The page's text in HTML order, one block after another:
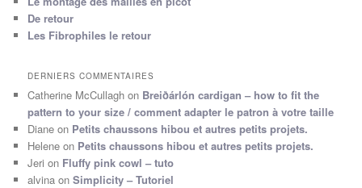
De retour
Les Fibrophiles le retour
DERNIERS COMMENTAIRES
Catherine McCullagh on Breiðárlón cardigan – how to fit the
pattern to your size / comment adapter le patron à votre taille
Diane on Petits chaussons hibou et autres petits projets.
Helene on Petits chaussons hibou et autres petits projets.
Jeri on Fluffy pink cowl – tuto
alvina onSimplicity – Tutoriel